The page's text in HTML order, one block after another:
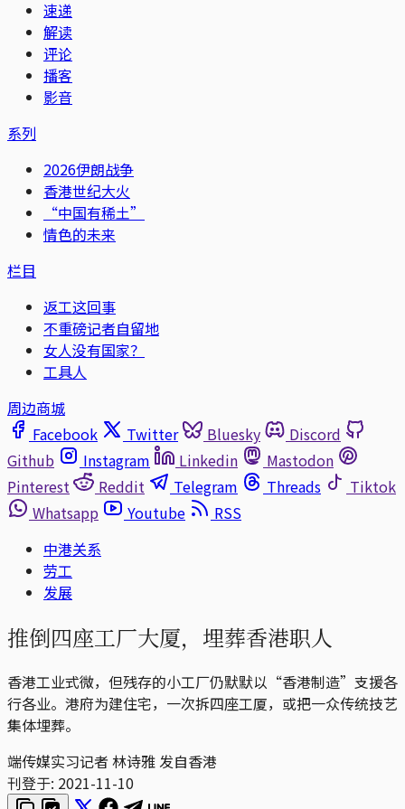
速递
解读
评论
播客
影音
系列
2026伊朗战争
香港世纪大火
“中国有稀土”
情色的未来
栏目
返工这回事
不重磅记者自留地
女人没有国家？
工具人
周边商城
Facebook
Twitter Bluesky
Discord
Github
Instagram Linkedin
Mastodon
Pinterest
Reddit Telegram Threads
Tiktok
Whatsapp
Youtube
RSS
中港关系
劳工
发展
推倒四座工厂大厦，埋葬香港职人
香港工业式微，但残存的小工厂仍默默以“香港制造”支援各
行各业。港府为建住宅，一次拆四座工厦，或把一众传统技艺
集体埋葬。
端传媒实习记者 林诗雅 发自香港
刊登于: 2021-11-10